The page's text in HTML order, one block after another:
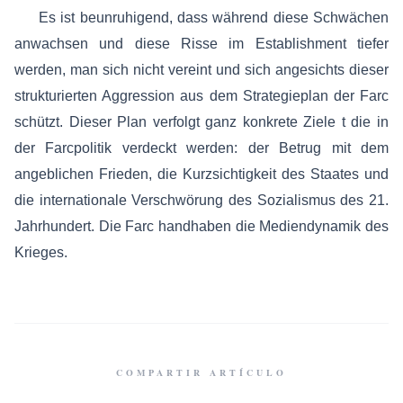
Es ist beunruhigend, dass während diese Schwächen
anwachsen und diese Risse im Establishment tiefer
werden, man sich nicht vereint und sich angesichts dieser
strukturierten Aggression aus dem Strategieplan der Farc
schützt. Dieser Plan verfolgt ganz konkrete Ziele t die in
der Farcpolitik verdeckt werden: der Betrug mit dem
angeblichen Frieden, die Kurzsichtigkeit des Staates und
die internationale Verschwörung des Sozialismus des 21.
Jahrhundert. Die Farc handhaben die Mediendynamik des
Krieges.
COMPARTIR ARTÍCULO